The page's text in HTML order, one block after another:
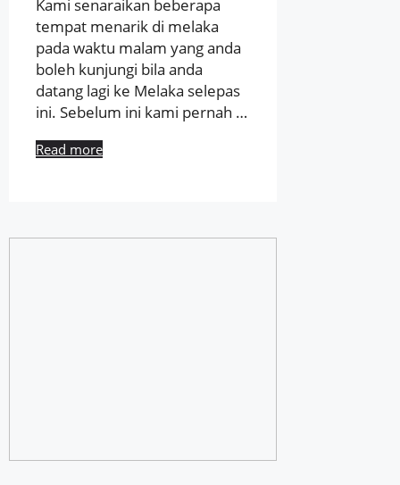
Kami senaraikan beberapa
tempat menarik di melaka
pada waktu malam yang anda
boleh kunjungi bila anda
datang lagi ke Melaka selepas
ini. Sebelum ini kami pernah …
Read more